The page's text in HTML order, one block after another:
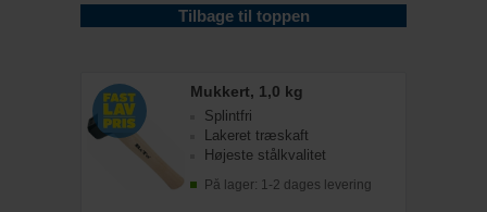
Tilbage til toppen
Mukkert, 1,0 kg
Splintfri
Lakeret træskaft
Højeste stålkvalitet
På lager: 1-2 dages levering